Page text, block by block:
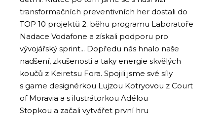
transformačních preventivních her dostali do
TOP 10 projektů 2. běhu programu Laboratoře
Nadace Vodafone a získali podporu pro
vývojářský sprint... Dopředu nás hnalo naše
nadšení, zkušenosti a taky energie skvělých
koučů z Keiretsu Fora. Spojili jsme své síly
s game designérkou Lujzou Kotryovou z Court
of Moravia a s ilustrátorkou Adélou
Stopkou a začali vytvářet první hru